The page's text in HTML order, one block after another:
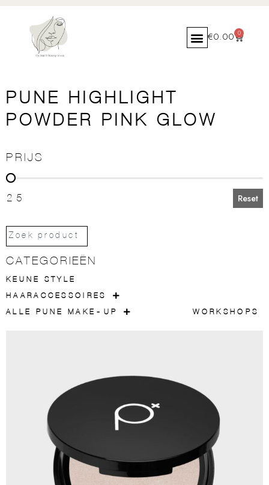
€0.00 0
PUNE HIGHLIGHT
POWDER PINK GLOW
PRIJS
PRIJS
25 Reset
CATEGORIEËN
KEUNE STYLE
HAARACCESSOIRES
ALLE PUNE MAKE-UP
WORKSHOPS